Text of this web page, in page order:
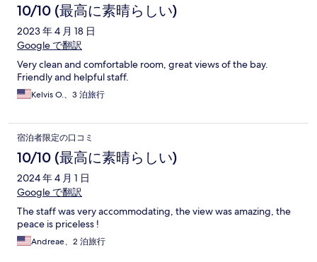
10/10 (最高に素晴らしい)
2023 年 4 月 18 日
Google で翻訳
Very clean and comfortable room, great views of the bay.
Friendly and helpful staff.
Kelvis O.、3 泊旅行
宿泊者限定の口コミ
10/10 (最高に素晴らしい)
2024 年 4 月 1 日
Google で翻訳
The staff was very accommodating, the view was amazing, the
peace is priceless !
Andreae、2 泊旅行